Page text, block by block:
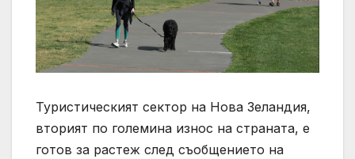
Туристическият сектор на Нова Зеландия,
вторият по големина износ на страната, е
готов за растеж след съобщението на